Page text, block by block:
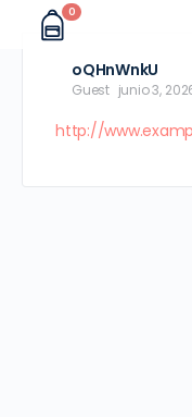
0
oQHnWnkU
Guest junio 3,
http://